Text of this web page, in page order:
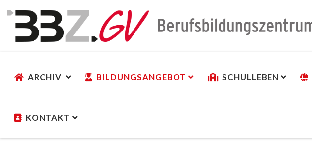
ARCHIV BILDUNGSANGEBOT SCHULLEBEN
KONTAKT